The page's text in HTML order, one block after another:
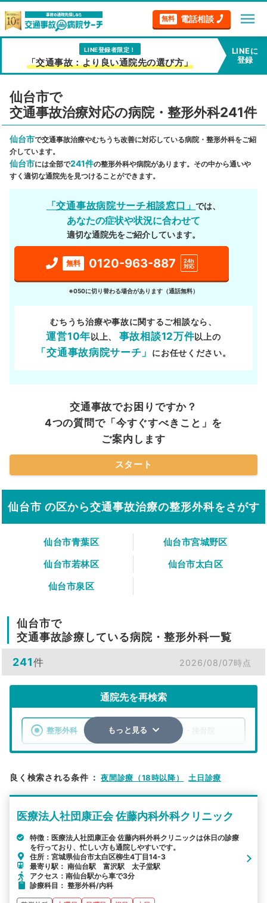
無料 電話相談 menu
LINE登録者限定！
「交通事故：より良い通院先の選び方」
LINEに
登録
仙台市で
交通事故治療対応の病院・整形外科241件
仙台市で交通事故治療やむちうち改善に対応している病院・整形外科をご紹
介しています。
仙台市には全部で241件の整形外科や病院があります。その中から通いや
すく適切な通院先を見つけることができます。
「交通事故病院サーチ相談窓口」では、
あなたの症状や状況に合わせて
適切な通院先をご紹介しています。
無料 0120-963-887
24h
対応
※050に切り替わる場合があります（通話無料）
むちうち治療や事故に関するご相談なら、
運営10年以上、 事故相談12万件以上の
「交通事故病院サーチ」 にお任せください。
交通事故でお困りですか？
4つの質問で「今すぐすべきこと」を
ご案内します
スタート
仙台市 の区から交通事故治療の整形外科をさがす
仙台市青葉区
仙台市宮城野区
仙台市若林区
仙台市太白区
仙台市泉区
仙台市で
交通事故診療している病院・整形外科一覧
241件 2026/08/07時点
通院先を再検索
整形外科 整骨院・接骨院
検索する
詳細条件で絞り込む
その他の検索方法
駅から探す
もっと見る
良く検索される条件 ： 夜間診療（18時以降） 土日診療
医療法人社団康正会 佐藤内科外科クリニック
特徴：医療法人社団康正会 佐藤内科外科クリニックは休日の診療
を行っており、忙しい方も通院しやすいです。
住所：宮城県仙台市太白区柳生4丁目14-3
最寄り駅： 南仙台駅 富沢駅 太子堂駅
アクセス：南仙台駅から車で3分
診療科目： 整形外科/内科